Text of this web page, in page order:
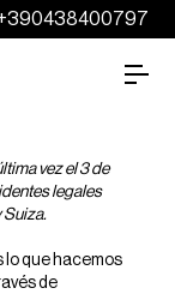
vez el 3 de
legales
Suiza.
lo que hacemos
de